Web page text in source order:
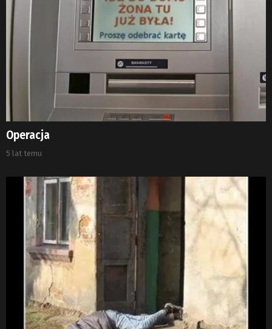
Operacja
5 lat temu